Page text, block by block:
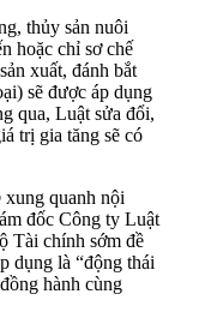
thủy sản nuôi
hoặc chỉ sơ chế
xuất, đánh bắt
sẽ được áp dụng
qua, Luật sửa đổi,
trị gia tăng sẽ có
xung quanh nội
đốc Công ty Luật
Tài chính sớm đề
dụng là “động thái
hành cùng